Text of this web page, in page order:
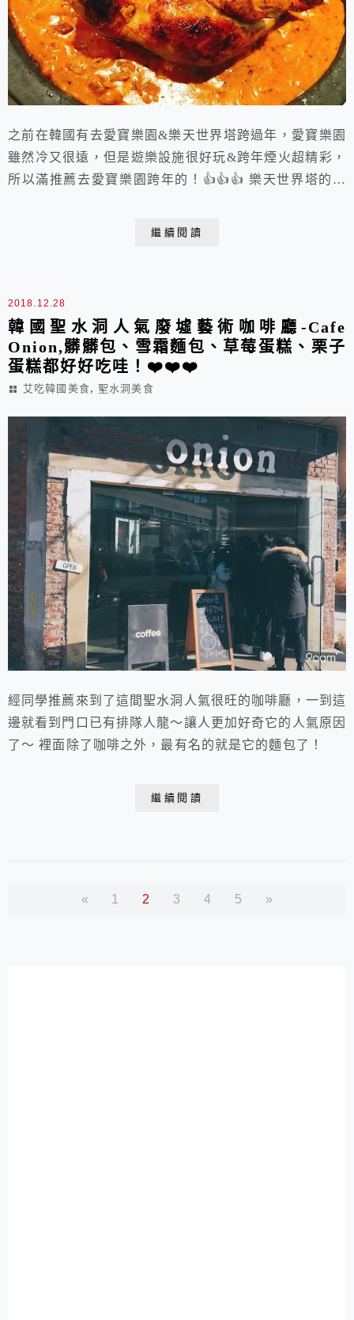
之前在韓國有去愛寶樂園&樂天世界塔跨過年，愛寶樂園
雖然冷又很遠，但是遊樂設施很好玩&跨年煙火超精彩，
所以滿推薦去愛寶樂園跨年的！👍👍👍 樂天世界塔的煙
繼續閱讀
2018.12.28
韓國聖水洞人氣廢墟藝術咖啡廳-Cafe
Onion,髒髒包、雪霜麵包、草莓蛋糕、栗子
蛋糕都好好吃哇！❤️❤️❤️
艾吃韓國美食,聖水洞美食
經同學推薦來到了這間聖水洞人氣很旺的咖啡廳，一到這
邊就看到門口已有排隊人龍～讓人更加好奇它的人氣原因
了～ 裡面除了咖啡之外，最有名的就是它的麵包了！
繼續閱讀
« 1 2 3 4 5 »